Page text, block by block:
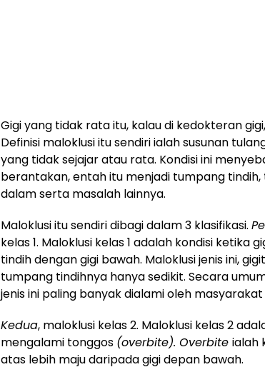
Gigi yang tidak rata itu, kalau di kedokteran
Definisi maloklusi itu sendiri ialah susunan
yang tidak sejajar atau rata. Kondisi ini
berantakan, entah itu menjadi tumpang tindih,
dalam serta masalah lainnya.
Maloklusi itu sendiri dibagi dalam 3 klasifikasi.
kelas 1. Maloklusi kelas 1 adalah kondisi ketika
tindih dengan gigi bawah. Maloklusi jenis ini,
tumpang tindihnya hanya sedikit. Secara
jenis ini paling banyak dialami oleh masyarakat
Kedua, maloklusi kelas 2. Maloklusi kelas 2
mengalami tonggos (overbite). Overbite ialah
atas lebih maju daripada gigi depan bawah.